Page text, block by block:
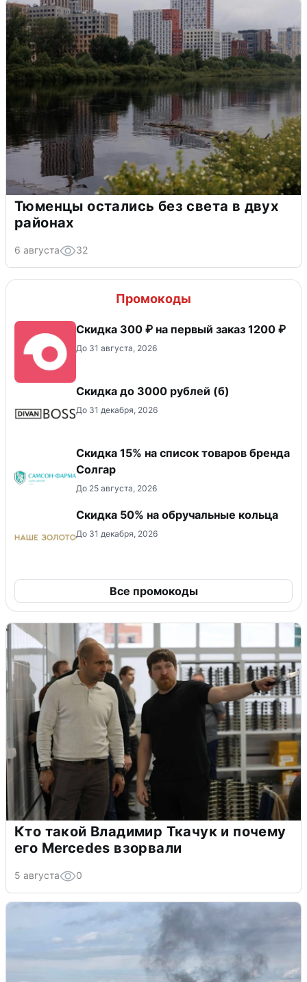
Тюменцы остались без света в двух
районах
6 августа 32
Промокоды
Скидка 300 ₽ на первый заказ 1200 ₽
До 31 августа, 2026
Скидка до 3000 рублей (б)
До 31 декабря, 2026
Скидка 15% на список товаров бренда
Солгар
До 25 августа, 2026
Скидка 50% на обручальные кольца
До 31 декабря, 2026
Все промокоды
Кто такой Владимир Ткачук и почему
его Mercedes взорвали
5 августа 0